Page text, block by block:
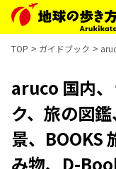
TOP ガイドブック
aruco 国内
ク、旅の図
景、BOOKS
み物、D-